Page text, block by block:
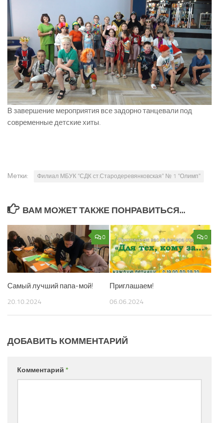
В завершение мероприятия все задорно танцевали под
современные детские хиты.
Метки: Филиал МБУК "СДК ст.Стародеревянковская" № 1 "Олимп"
ВАМ МОЖЕТ ТАКЖЕ ПОНРАВИТЬСЯ...
0
Самый лучший папа-мой!
20.10.2024
0
Приглашаем!
06.06.2024
ДОБАВИТЬ КОММЕНТАРИЙ
Комментарий *